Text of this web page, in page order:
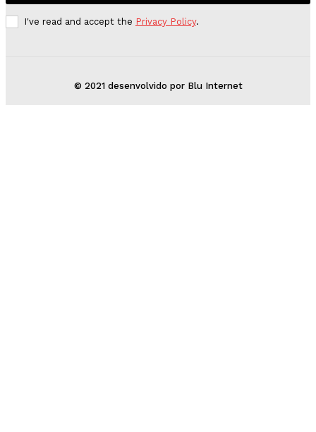
I've read and accept the Privacy Policy.
© 2021 desenvolvido por Blu Internet